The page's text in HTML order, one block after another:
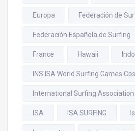
Europa Federación de
Federación Española de Surfing
France Hawaii
INS ISA World Surfing Games
International Surfing Association
ISA ISA SURFING